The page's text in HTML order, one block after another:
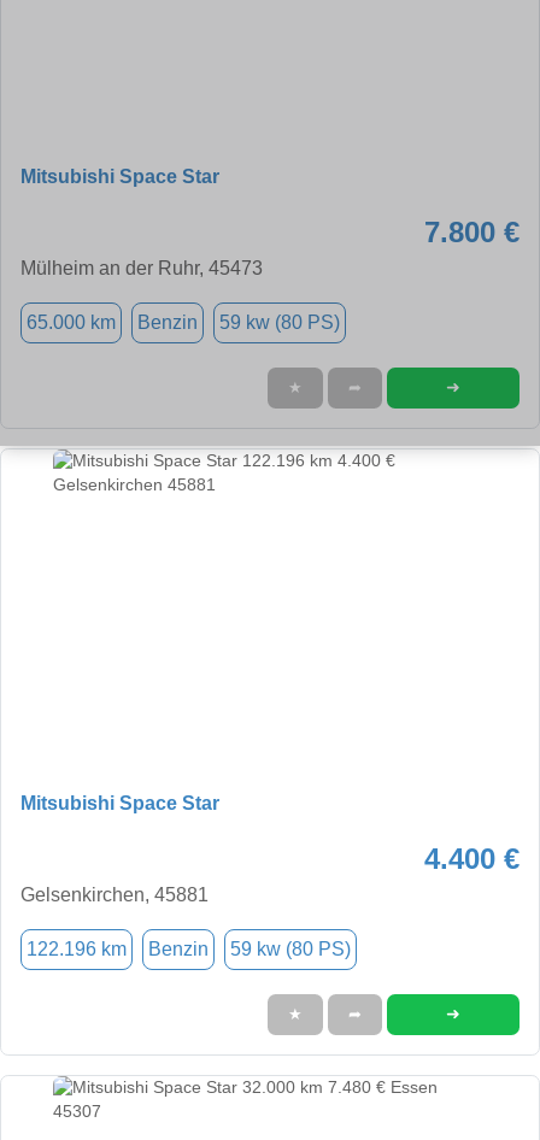
Mitsubishi Space Star
7.800 €
Mülheim an der Ruhr, 45473
65.000 km Benzin 59 kw (80 PS)
★ ➦ ➜
Mitsubishi Space Star
4.400 €
Gelsenkirchen, 45881
122.196 km Benzin 59 kw (80 PS)
★ ➦ ➜